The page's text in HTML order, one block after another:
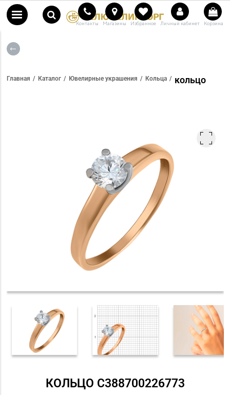
Контакты Магазины Избранное Личный кабинет Корзина
Главная Каталог Ювелирные украшения Кольца кольцо
КОЛЬЦО С388700226773